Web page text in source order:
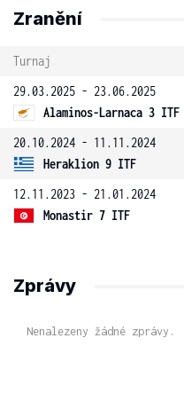
Zranění
Turnaj
29.03.2025 - 23.06.2025
Alaminos-Larnaca 3 ITF
20.10.2024 - 11.11.2024
Heraklion 9 ITF
12.11.2023 - 21.01.2024
Monastir 7 ITF
Zprávy
Nenalezeny žádné zprávy.